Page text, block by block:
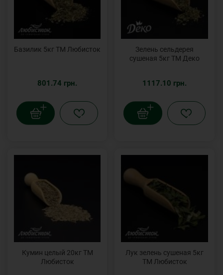
Базилик 5кг ТМ Любисток
801.74 грн.
Зелень сельдерея
сушеная 5кг ТМ Деко
1117.10 грн.
Кумин целый 20кг ТМ
Любисток
Лук зелень сушеная 5кг
ТМ Любисток